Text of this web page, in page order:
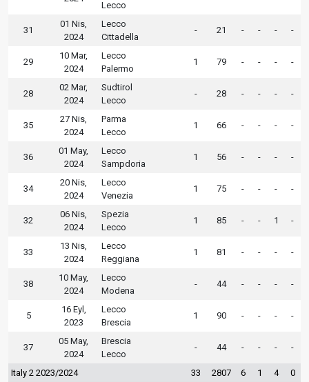
Lecco
31
01 Nis,
2024
Lecco
Cittadella
- 21 - - - -
29
10 Mar,
2024
Lecco
Palermo
1 79 - - - -
28
02 Mar,
2024
Sudtirol
Lecco
- 28 - - - -
35
27 Nis,
2024
Parma
Lecco
1 66 - - - -
36
01 May,
2024
Lecco
Sampdoria
1 56 - - - -
34
20 Nis,
2024
Lecco
Venezia
1 75 - - - -
32
06 Nis,
2024
Spezia
Lecco
1 85 - - 1 -
33
13 Nis,
2024
Lecco
Reggiana
1 81 - - - -
38
10 May,
2024
Lecco
Modena
- 44 - - - -
5
16 Eyl,
2023
Lecco
Brescia
1 90 - - - -
37
05 May,
2024
Brescia
Lecco
- 44 - - - -
Italy 2 2023/2024 33 2807 6 1 4 0